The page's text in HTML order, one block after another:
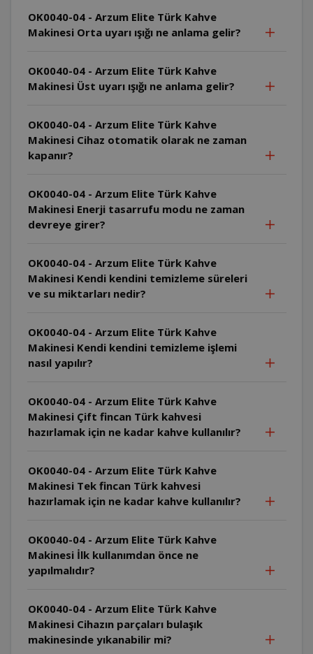
OK0040-04 - Arzum Elite Türk Kahve
Makinesi Orta uyarı ışığı ne anlama gelir?
OK0040-04 - Arzum Elite Türk Kahve
Makinesi Üst uyarı ışığı ne anlama gelir?
OK0040-04 - Arzum Elite Türk Kahve
Makinesi Cihaz otomatik olarak ne zaman
kapanır?
OK0040-04 - Arzum Elite Türk Kahve
Makinesi Enerji tasarrufu modu ne zaman
devreye girer?
OK0040-04 - Arzum Elite Türk Kahve
Makinesi Kendi kendini temizleme süreleri
ve su miktarları nedir?
OK0040-04 - Arzum Elite Türk Kahve
Makinesi Kendi kendini temizleme işlemi
nasıl yapılır?
OK0040-04 - Arzum Elite Türk Kahve
Makinesi Çift fincan Türk kahvesi
hazırlamak için ne kadar kahve kullanılır?
OK0040-04 - Arzum Elite Türk Kahve
Makinesi Tek fincan Türk kahvesi
hazırlamak için ne kadar kahve kullanılır?
OK0040-04 - Arzum Elite Türk Kahve
Makinesi İlk kullanımdan önce ne
yapılmalıdır?
OK0040-04 - Arzum Elite Türk Kahve
Makinesi Cihazın parçaları bulaşık
makinesinde yıkanabilir mi?